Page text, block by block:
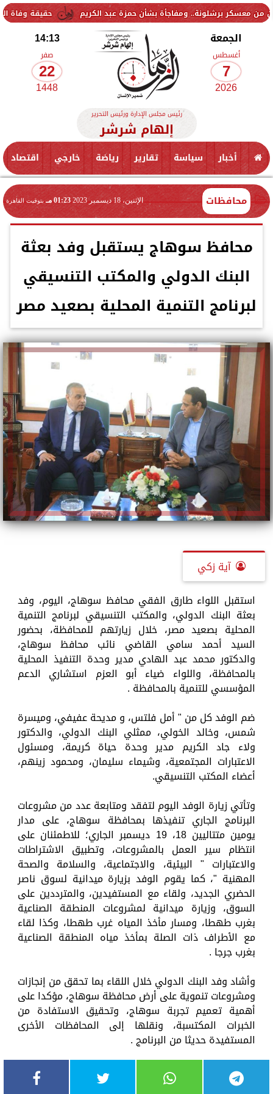
حقيقة وفاة الدكتور محمد
الجمعة
أغسطس
7
2026
14:13
صفر
22
1448
رئيس مجلس الإدارة ورئيس التحرير
إلهام شرشر
أخبار سياسة تقارير رياضة خارجي اقتصاد
محافظات الإثنين، 18 ديسمبر 2023 01:23 مـ بتوقيت القاهرة
محافظ سوهاج يستقبل وفد بعثة
البنك الدولي والمكتب التنسيقي
لبرنامج التنمية المحلية بصعيد مصر
آية زكي
استقبل اللواء طارق الفقي محافظ سوهاج، اليوم، وفد
بعثة البنك الدولي، والمكتب التنسيقي لبرنامج التنمية
المحلية بصعيد مصر، خلال زيارتهم للمحافظة، بحضور
السيد أحمد سامي القاضي نائب محافظ سوهاج،
والدكتور محمد عبد الهادي مدير وحدة التنفيذ المحلية
بالمحافظة، واللواء ضياء أبو العزم استشاري الدعم
المؤسسي للتنمية بالمحافظة .
ضم الوفد كل من " أمل فلتس، و مديحة عفيفي، وميسرة
شمس، وخالد الخولي، ممثلي البنك الدولي، والدكتور
ولاء جاد الكريم مدير وحدة حياة كريمة، ومسئول
الاعتبارات المجتمعية، وشيماء سليمان، ومحمود زينهم،
أعضاء المكتب التنسيقي.
وتأتي زيارة الوفد اليوم لتفقد ومتابعة عدد من مشروعات
البرنامج الجاري تنفيذها بمحافظة سوهاج، على مدار
يومين متتاليين 18، 19 ديسمبر الجاري؛ للاطمئنان على
انتظام سير العمل بالمشروعات، وتطبيق الاشتراطات
والاعتبارات " البيئية، والاجتماعية، والسلامة والصحة
المهنية "، كما يقوم الوفد بزيارة ميدانية لسوق ناصر
الحضري الجديد، ولقاء مع المستفيدين، والمترددين على
السوق، وزيارة ميدانية لمشروعات المنطقة الصناعية
بغرب طهطا، ومسار مأخذ المياه غرب طهطا، وكذا لقاء
مع الأطراف ذات الصلة بمأخذ مياه المنطقة الصناعية
بغرب جرجا .
وأشاد وفد البنك الدولي خلال اللقاء بما تحقق من إنجازات
ومشروعات تنموية على أرض محافظة سوهاج، مؤكدا على
أهمية تعميم تجربة سوهاج، وتحقيق الاستفادة من
الخبرات المكتسبة، ونقلها إلى المحافظات الأخرى
المستفيدة حديثا من البرنامج .